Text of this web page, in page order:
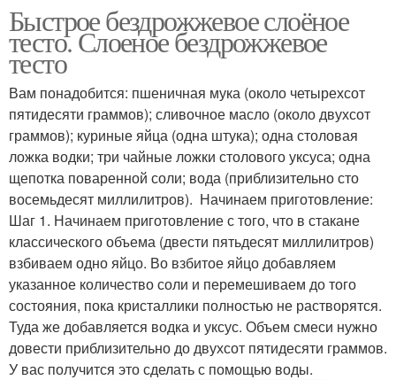
Быстрое бездрожжевое слоёное
тесто. Слоеное бездрожжевое
тесто
Вам понадобится: пшеничная мука (около четырехсот
пятидесяти граммов); сливочное масло (около двухсот
граммов); куриные яйца (одна штука); одна столовая
ложка водки; три чайные ложки столового уксуса; одна
щепотка поваренной соли; вода (приблизительно сто
восемьдесят миллилитров). Начинаем приготовление:
Шаг 1. Начинаем приготовление с того, что в стакане
классического объема (двести пятьдесят миллилитров)
взбиваем одно яйцо. Во взбитое яйцо добавляем
указанное количество соли и перемешиваем до того
состояния, пока кристаллики полностью не растворятся.
Туда же добавляется водка и уксус. Объем смеси нужно
довести приблизительно до двухсот пятидесяти граммов.
У вас получится это сделать с помощью воды.